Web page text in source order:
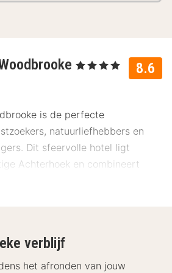
8.6
, 4 Sterren
is de perfecte
natuurliefhebbers en
Dit sfeervolle hotel ligt
Achterhoek en combineert
comfort op een uniek
Woodbrooke
ligt in het Gelderse
verblijf
het afronden van jouw